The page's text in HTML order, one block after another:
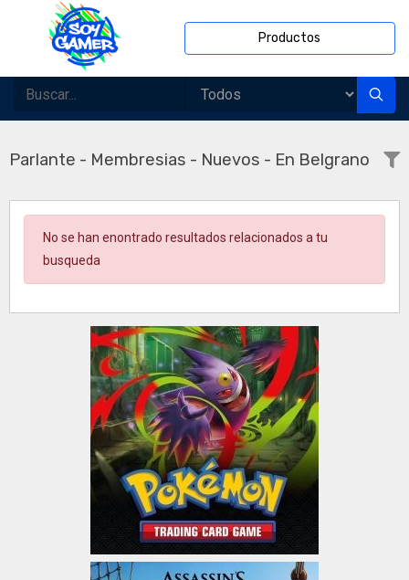
Productos
Parlante - Membresias - Nuevos - En Belgrano
No se han enontrado resultados relacionados a tu
busqueda